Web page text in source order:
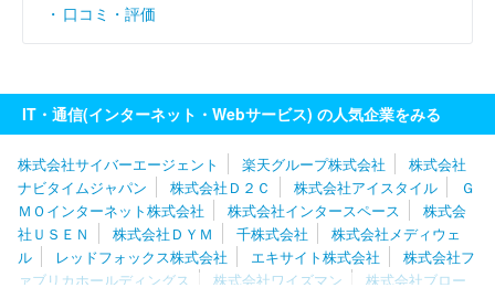
口コミ・評価
IT・通信(インターネット・Webサービス) の人気企業をみる
株式会社サイバーエージェント 楽天グループ株式会社
株式会社
ナビタイムジャパン
株式会社Ｄ２Ｃ 株式会社アイスタイル
Ｇ
ＭＯインターネット株式会社
株式会社インタースペース
株式会
社ＵＳＥＮ
株式会社ＤＹＭ 千株式会社
株式会社メディウェ
ル
レッドフォックス株式会社 エキサイト株式会社
株式会社フ
ァブリカホールディングス
株式会社ワイズマン
株式会社ブロー